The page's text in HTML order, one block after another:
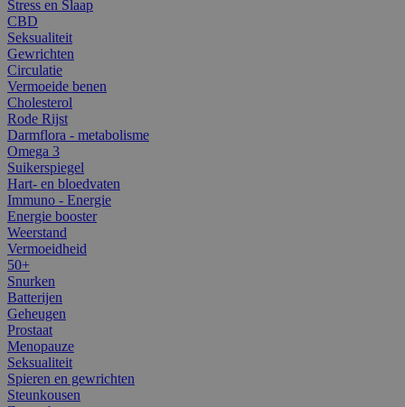
Stress en Slaap
CBD
Seksualiteit
Gewrichten
Circulatie
Vermoeide benen
Cholesterol
Rode Rijst
Darmflora - metabolisme
Omega 3
Suikerspiegel
Hart- en bloedvaten
Immuno - Energie
Energie booster
Weerstand
Vermoeidheid
50+
Snurken
Batterijen
Geheugen
Prostaat
Menopauze
Seksualiteit
Spieren en gewrichten
Steunkousen